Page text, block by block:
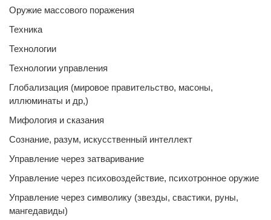
Оружие массового поражения
Техника
Технологии
Технологии управления
Глобализация (мировое правительство, масоны,
иллюминаты и др,)
Мифология и сказания
Сознание, разум, искусственный интеллект
Управление через затваривание
Управление через психовоздействие, психотронное оружие
Управление через символику (звезды, свастики, руны,
мангедавиды)